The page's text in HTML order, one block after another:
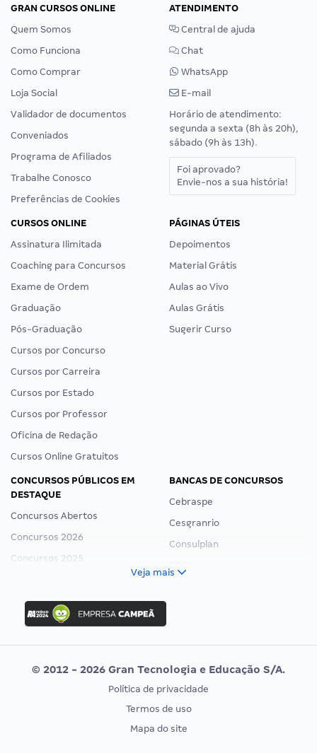
GRAN CURSOS ONLINE
Quem Somos
Como Funciona
Como Comprar
Loja Social
Validador de documentos
Conveniados
Programa de Afiliados
Trabalhe Conosco
Preferências de Cookies
ATENDIMENTO
Central de ajuda
Chat
WhatsApp
E-mail
Horário de atendimento:
segunda a sexta (8h às 20h),
sábado (9h às 13h).
Foi aprovado?
Envie-nos a sua história!
CURSOS ONLINE
Assinatura Ilimitada
Coaching para Concursos
Exame de Ordem
Graduação
Pós-Graduação
Cursos por Concurso
Cursos por Carreira
Cursos por Estado
Cursos por Professor
Oficina de Redação
Cursos Online Gratuitos
PÁGINAS ÚTEIS
Depoimentos
Material Grátis
Aulas ao Vivo
Aulas Grátis
Sugerir Curso
CONCURSOS PÚBLICOS EM
DESTAQUE
Concursos Abertos
Concursos 2026
Concursos 2025
Concurso Ibama
Concurso MPU
Editais publicados
BANCAS DE CONCURSOS
Cebraspe
Cesgranrio
Consulplan
Vunesp
CONCURSOS POR PROFISSÃO
EXAME DE ORDEM
Veja mais
© 2012 - 2026 Gran Tecnologia e Educação S/A.
Política de privacidade
Termos de uso
Mapa do site